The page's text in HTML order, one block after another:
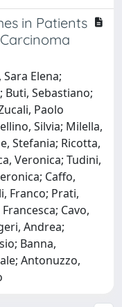
in Patients
Elena;
Sebastiano;
Paolo
Silvia; Milella,
Stefania; Ricotta,
Veronica; Tudini,
Caffo,
Franco; Prati,
Cavo,
Andrea;
Banna,
Antonuzzo,